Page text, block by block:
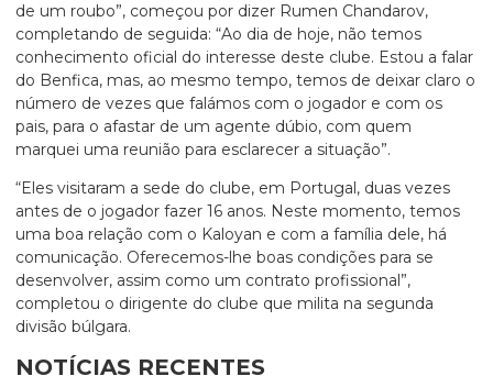
de um roubo”, começou por dizer Rumen Chandarov,
completando de seguida: “Ao dia de hoje, não temos
conhecimento oficial do interesse deste clube. Estou a falar
do Benfica, mas, ao mesmo tempo, temos de deixar claro o
número de vezes que falámos com o jogador e com os
pais, para o afastar de um agente dúbio, com quem
marquei uma reunião para esclarecer a situação”.
“Eles visitaram a sede do clube, em Portugal, duas vezes
antes de o jogador fazer 16 anos. Neste momento, temos
uma boa relação com o Kaloyan e com a família dele, há
comunicação. Oferecemos-lhe boas condições para se
desenvolver, assim como um contrato profissional”,
completou o dirigente do clube que milita na segunda
divisão búlgara.
NOTÍCIAS RECENTES